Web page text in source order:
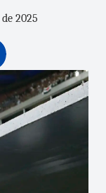
2025